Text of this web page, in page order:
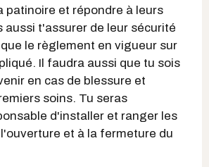
patinoire et répondre à leurs
aussi t'assurer de leur sécurité
le règlement en vigueur sur
Il faudra aussi que tu sois
en cas de blessure et
soins. Tu seras
d'installer et ranger les
et à la fermeture du